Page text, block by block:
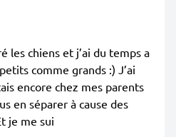
les chiens et j’ai du temps a
comme grands :) J’ai
encore chez mes parents
en séparer à cause des
je me sui